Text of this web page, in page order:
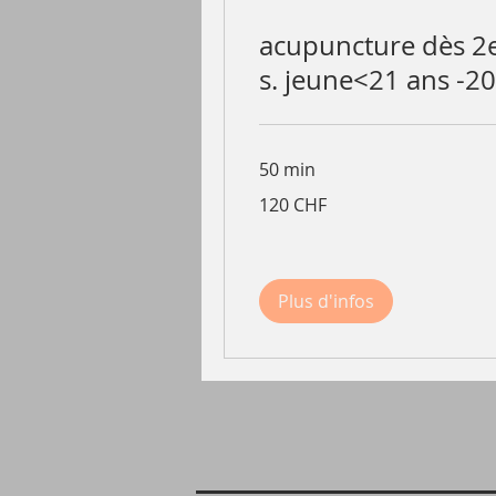
acupuncture dès
s. jeune<21 ans -
50 min
francs
120 CHF
Plus d'infos